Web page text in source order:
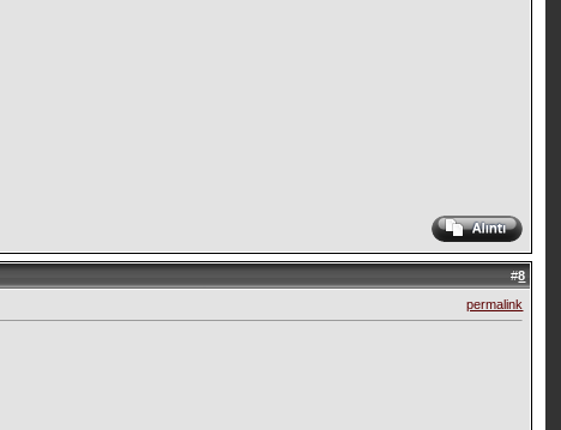
#8
permalink